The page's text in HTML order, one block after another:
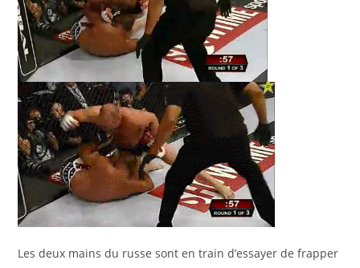
Les deux mains du russe sont en train d’essayer de frapper